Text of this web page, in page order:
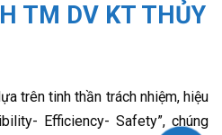
TM DV KT THỦY
trên tinh thần trách nhiệm, hiệu
Efficiency- Safety”, chúng